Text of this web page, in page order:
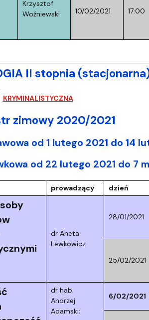
Krzysztof
Woźniewski
10/02/2021 17:00
II stopnia
KRYMINALISTYCZNA
zimowy 2020/2021
od 1 lutego 2021 do 14
od 22 lutego 2021 do 7
prowadzący dzień
dr Aneta
Lewkowicz
28/01/2021
25/02/2021
dr hab.
Andrzej
Adamski;
6/02/2021